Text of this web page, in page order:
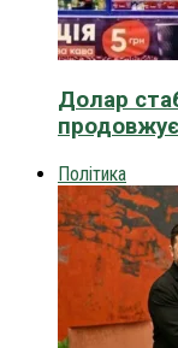
Долар
Політика